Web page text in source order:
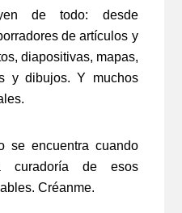
de todo: desde
de artículos y
diapositivas, mapas,
y dibujos. Y muchos
se encuentra cuando
de esos
Créanme.